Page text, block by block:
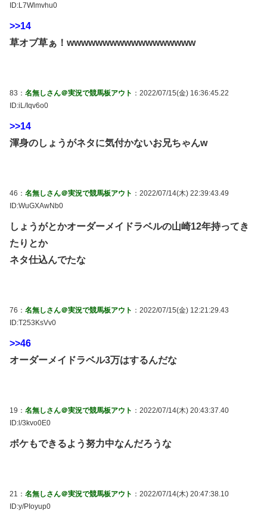
ID:L7Wlmvhu0
>>14
草オブ草ぁ！wwwwwwwwwwwwwwwwww
83： 名無しさん＠実況で競馬板アウト ：2022/07/15(金) 16:36:45.22
ID:iL/Iqv6o0
>>14
渾身のしょうがネタに気付かないお兄ちゃんw
46： 名無しさん＠実況で競馬板アウト ：2022/07/14(木) 22:39:43.49
ID:WuGXAwNb0
しょうがとかオーダーメイドラベルの山崎12年持ってき
たりとか
ネタ仕込んでたな
76： 名無しさん＠実況で競馬板アウト ：2022/07/15(金) 12:21:29.43
ID:T253KsVv0
>>46
オーダーメイドラベル3万はするんだな
19： 名無しさん＠実況で競馬板アウト ：2022/07/14(木) 20:43:37.40
ID:l/3kvo0E0
ボケもできるよう努力中なんだろうな
21： 名無しさん＠実況で競馬板アウト ：2022/07/14(木) 20:47:38.10
ID:y/PIoyup0